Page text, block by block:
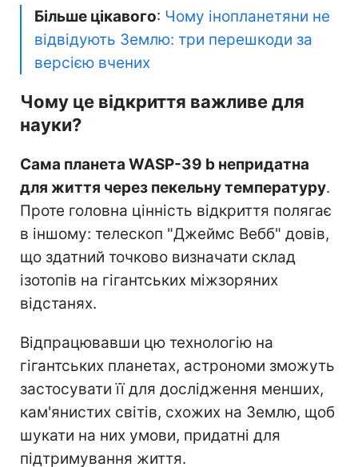
Більше цікавого: Чому інопланетяни не
відвідують Землю: три перешкоди за
версією вчених
Чому це відкриття важливе для
науки?
Сама планета WASP-39 b непридатна
для життя через пекельну температуру.
Проте головна цінність відкриття полягає
в іншому: телескоп "Джеймс Вебб" довів,
що здатний точково визначати склад
ізотопів на гігантських міжзоряних
відстанях.
Відпрацювавши цю технологію на
гігантських планетах, астрономи зможуть
застосувати її для дослідження менших,
кам'янистих світів, схожих на Землю, щоб
шукати на них умови, придатні для
підтримування життя.